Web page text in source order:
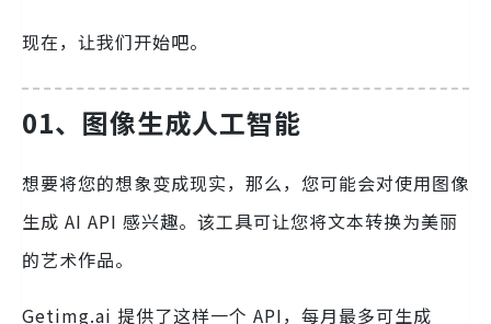
现在，让我们开始吧。
01、图像生成人工智能
想要将您的想象变成现实，那么，您可能会对使用图像
生成 AI API 感兴趣。该工具可让您将文本转换为美丽
的艺术作品。
Getimg.ai 提供了这样一个 API，每月最多可生成